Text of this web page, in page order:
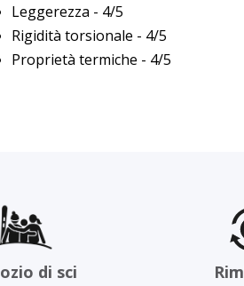
Leggerezza - 4/5
Rigidità torsionale - 4/5
Proprietà termiche - 4/5
di sci